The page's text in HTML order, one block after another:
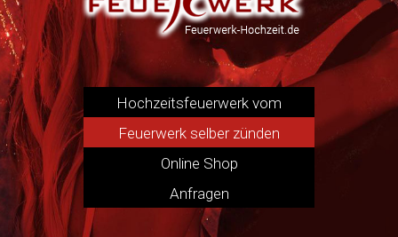
Hochzeitsfeuerwerk vom
Pyrotechniker
Feuerwerk selber zünden
Online Shop
Anfragen